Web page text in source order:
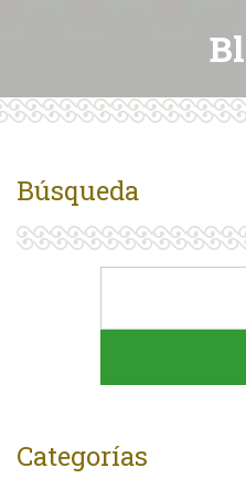
Búsqueda
Categorías